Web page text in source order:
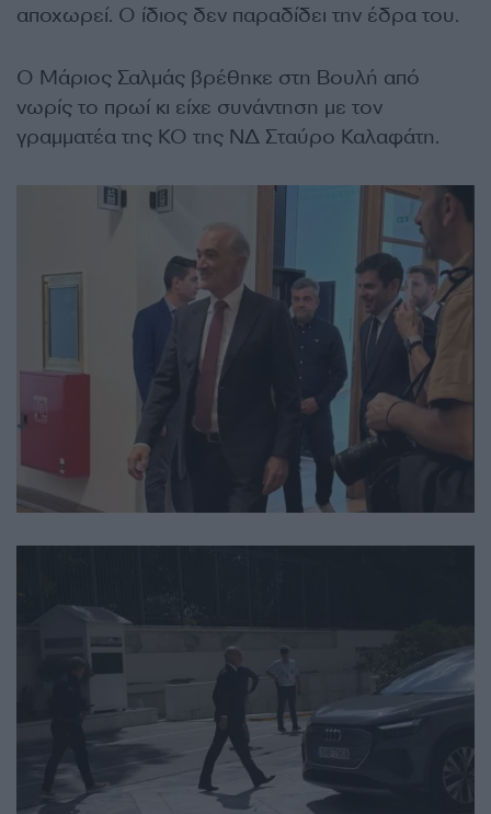
αποχωρεί. Ο ίδιος δεν παραδίδει την έδρα του.
Ο Μάριος Σαλμάς βρέθηκε στη Βουλή από
νωρίς το πρωί κι είχε συνάντηση με τον
γραμματέα της ΚΟ της ΝΔ Σταύρο Καλαφάτη.